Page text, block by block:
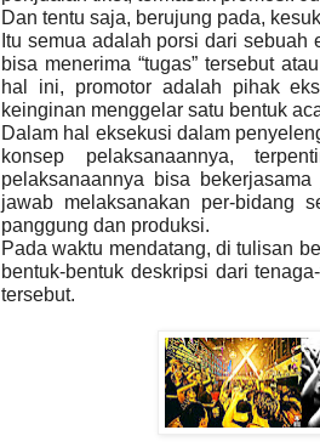
Dan tentu saja, berujung pada,
Itu semua adalah porsi dari sebuah
bisa menerima “tugas” tersebut
hal ini, promotor adalah pihak
keinginan menggelar satu bentuk
Dalam hal eksekusi dalam
konsep pelaksanaannya,
pelaksanaannya bisa
jawab melaksanakan per-bidang
panggung dan produksi.
Pada waktu mendatang, di tulisan
bentuk-bentuk deskripsi dari
tersebut.